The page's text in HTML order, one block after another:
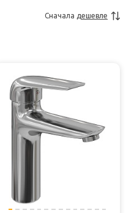
Сначала дешевле